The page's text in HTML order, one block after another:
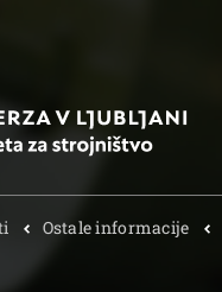
Ostale informacije